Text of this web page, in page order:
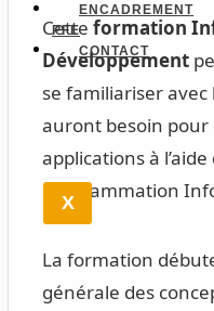
ENCADREMENT
PFE
CONTACT
X
Cette formation
Développement
se familiariser avec
auront besoin pour
applications à
programmation
La formation
générale des